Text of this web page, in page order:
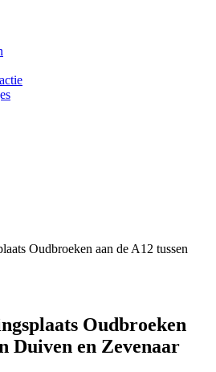
Oudbroeken aan de A12 tussen
Oudbroeken
Duiven en Zevenaar